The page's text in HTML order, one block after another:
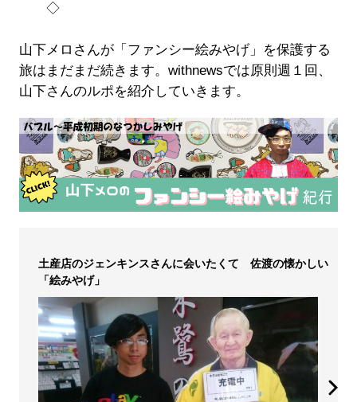
◇
山下メロさんが「ファンシー絵みやげ」を保護する
旅はまだまだ続きます。withnewsでは原則週１回、
山下さんのルポを紹介していきます。
土産店のジェンキンスさんに会いたくて 佐渡の懐かしい
「絵みやげ」